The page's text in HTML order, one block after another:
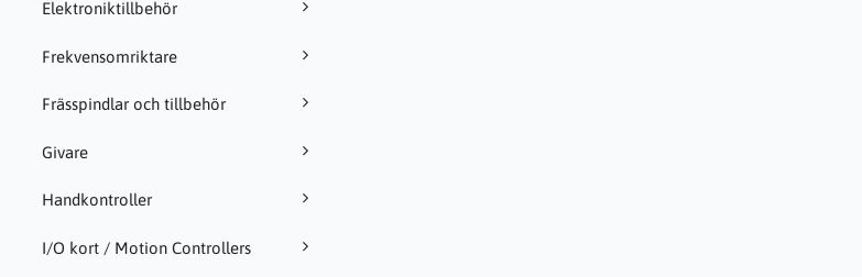
Elektroniktillbehör
Frekvensomriktare
Frässpindlar och tillbehör
Givare
Handkontroller
I/O kort / Motion Controllers